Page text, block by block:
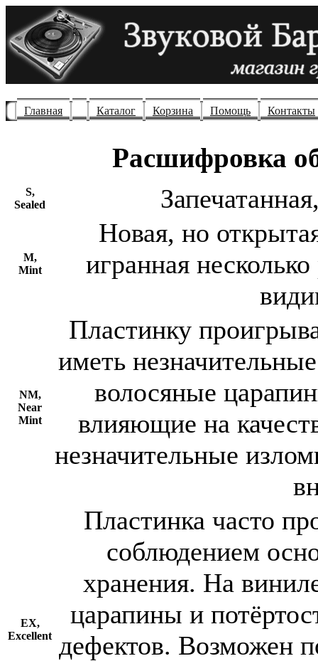
Главная Каталог Корзина Помощь Контакты
Расшифровка
S,
Sealed
M,
Mint
Новая, но
игранная
NM,
Near
Mint
Пластинку
иметь
волосяные
влияющие на
незначительные
EX,
Excellent
Пластинка часто
соблюдением
хранения. На
царапины и
дефектов. Возможен